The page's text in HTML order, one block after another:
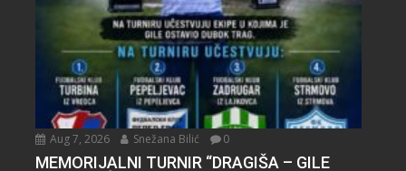
Aug 7, 2026 Snežana Bilić 0
MEMORIJALNI TURNIR “DRAGIŠA – GILE